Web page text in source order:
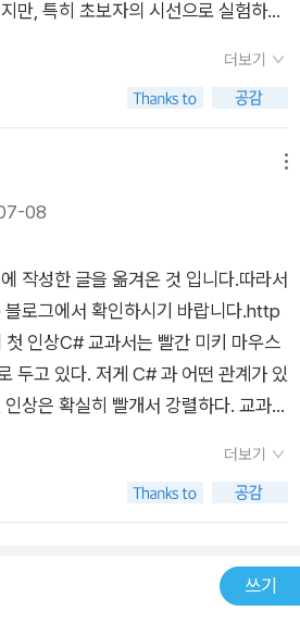
만, 특히 초보자의 시선으로 실험하고
하는 기능인 한 줄 한 줄 실행하는 기
있는 점을 알려주고, 그것을 이용해 하
단한 코드 작성에 불편함이 있어서 생
않았던 것 같다. 흥미롭게도 객체지향,
밍을 (객체지향을 제외한 나머지는 다
기간 통용되어오던 용어인 객체지향,
용하는 것이 어땠을까 싶다. 개인적으
현재까지 나온 C#의 기능들을 저자
전체적으로 소개하고 있기 때문에 흐
않는다는 점이다. 기타 다른 C# 책들
맞춰서 1.0 ~ 8.0까지 각각의 상황에
가를 설명한다면, 이 책은 실제 있는
있다. 실제로는 C#의 버전이 올라간
으로 코딩을 할 수 있는 것이 아니라 보
더보기
08
작성한 글을 옮겨온 것 입니다.따라서
로그에서 확인하시기 바랍니다.http
인상C# 교과서는 빨간 미키 마우스
두고 있다. 저게 C# 과 어떤 관계가 있
상은 확실히 빨개서 강렬하다. 교과서
는 의지처럼 보였다.책을 펼쳐보면 목
이 펼쳐 보인다. 무려 800 페이지 대
장에 적당히 출간되어 있다. 그러나 이
MVP 인 박용준님께서 저술
더보기
쓰기